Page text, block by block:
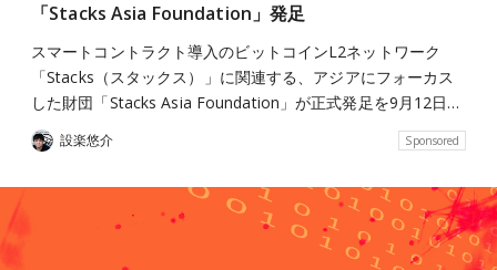
「Stacks Asia Foundation」発足
スマートコントラクト導入のビットコインL2ネットワーク
「Stacks（スタックス）」に関連する、アジアにフォーカス
した財団「Stacks Asia Foundation」が正式発足を9月12日…
設楽悠介 Sponsored